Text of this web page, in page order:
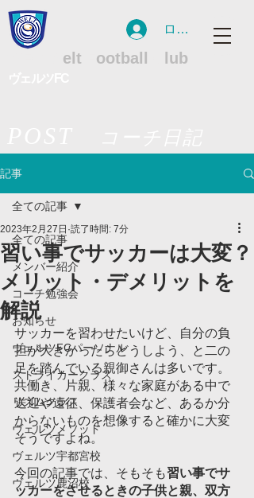
ログイン
elt ootball lub
記事
全ての記事
メンバー紹介
コーチ勉強会
お知らせ
ヴェルツFCパーソナル
ストライカークラス
リズムクラス
ヴェルツメソッド
ヴェルツ宇都宮校
ヴェルツ鹿沼校
全ての記事
習い事でサッカーは大変？
メリット・デメリットを
解説
2023年2月27日 読了時間: 7分
サッカーを習わせたいけど、自分の負
担が大きかったらどうしよう、と二の
足を踏んでいる親御さんは多いです。
共働き、片親、様々な家庭がある中で
送迎や遠征、保護者会など、あるか分
からないものを想像すると確かに大変
そうですよね。
今回の記事では、そもそも習い事でサ
ッカーをさせるときの子供と親、双方